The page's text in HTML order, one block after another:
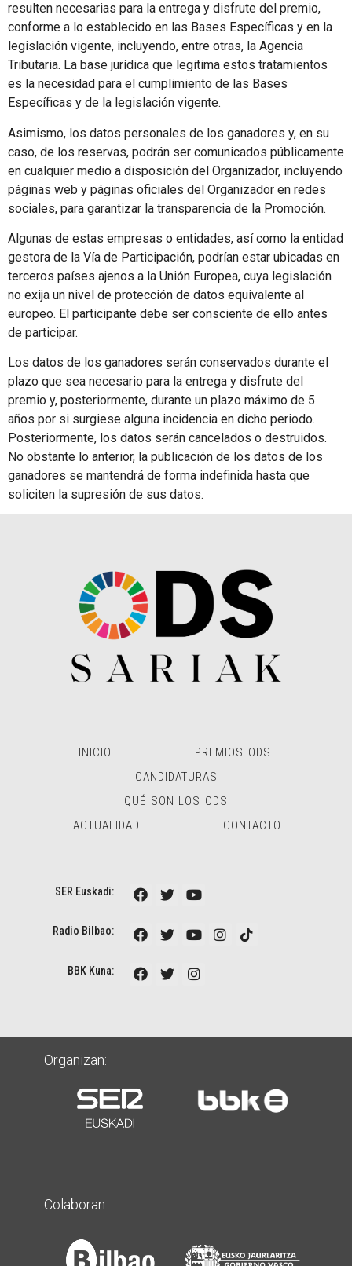
resulten necesarias para la entrega y disfrute del premio,
conforme a lo establecido en las Bases Específicas y en la
legislación vigente, incluyendo, entre otras, la Agencia
Tributaria. La base jurídica que legitima estos tratamientos
es la necesidad para el cumplimiento de las Bases
Específicas y de la legislación vigente.
Asimismo, los datos personales de los ganadores y, en su
caso, de los reservas, podrán ser comunicados públicamente
en cualquier medio a disposición del Organizador, incluyendo
páginas web y páginas oficiales del Organizador en redes
sociales, para garantizar la transparencia de la Promoción.
Algunas de estas empresas o entidades, así como la entidad
gestora de la Vía de Participación, podrían estar ubicadas en
terceros países ajenos a la Unión Europea, cuya legislación
no exija un nivel de protección de datos equivalente al
europeo. El participante debe ser consciente de ello antes
de participar.
Los datos de los ganadores serán conservados durante el
plazo que sea necesario para la entrega y disfrute del
premio y, posteriormente, durante un plazo máximo de 5
años por si surgiese alguna incidencia en dicho periodo.
Posteriormente, los datos serán cancelados o destruidos.
No obstante lo anterior, la publicación de los datos de los
ganadores se mantendrá de forma indefinida hasta que
soliciten la supresión de sus datos.
INICIO
PREMIOS ODS
CANDIDATURAS
QUÉ SON LOS ODS
ACTUALIDAD
CONTACTO
SER Euskadi:
Radio Bilbao:
BBK Kuna:
Organizan:
Colaboran: